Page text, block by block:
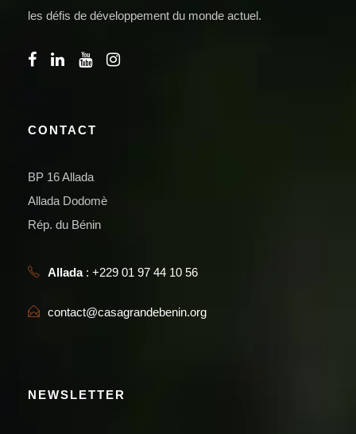
les défis de développement du monde actuel.
CONTACT
BP 16 Allada
Allada Dodomè
Rép. du Bénin
Allada: +229 01 97 44 10 56
contact@casagrandebenin.org
NEWSLETTER